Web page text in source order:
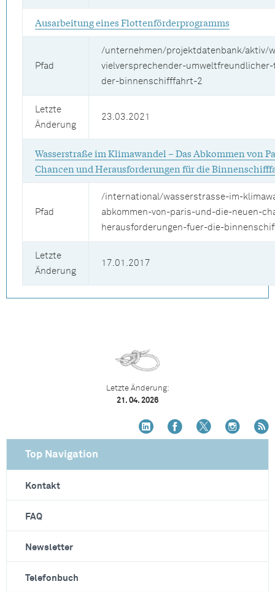
Ausarbeitung eines Flottenförderprogramms
Pfad
/unternehmen/projektdatenbank/aktiv/
vielversprechender-
der-binnenschifffahrt-2
Letzte
Änderung
23.03.2021
Wasserstraße im Klimawandel – Das Abkommen von
Chancen und Herausforderungen für die
Pfad
/international/wasserstrasse-im-
abkommen-von-paris-und-die-neuen-
herausforderungen-fuer-die-
Letzte
Änderung
17.01.2017
Letzte Änderung:
21. 04. 2026
Top Navigation
Kontakt
FAQ
Newsletter
Telefonbuch